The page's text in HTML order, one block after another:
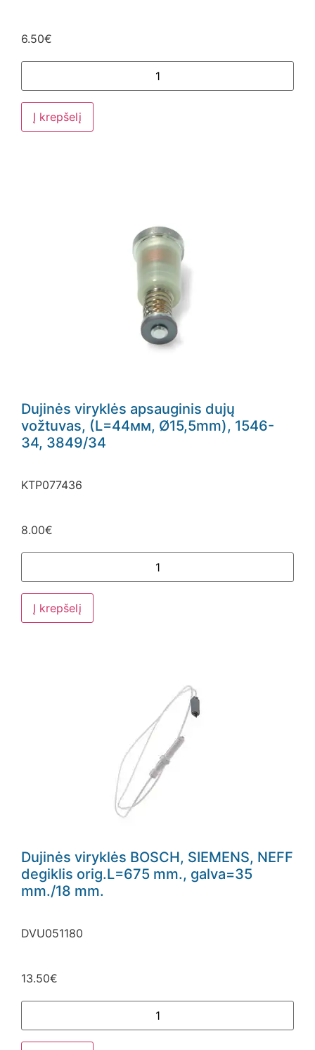
6.50€
Į krepšelį
Dujinės viryklės apsauginis dujų
vožtuvas, (L=44мм, Ø15,5mm), 1546-
34, 3849/34
KTP077436
8.00€
Į krepšelį
Dujinės viryklės BOSCH, SIEMENS, NEFF
degiklis orig.L=675 mm., galva=35
mm./18 mm.
DVU051180
13.50€